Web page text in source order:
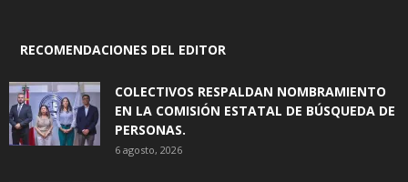
RECOMENDACIONES DEL EDITOR
COLECTIVOS RESPALDAN NOMBRAMIENTO
EN LA COMISIÓN ESTATAL DE BÚSQUEDA DE
PERSONAS.
6 agosto, 2026